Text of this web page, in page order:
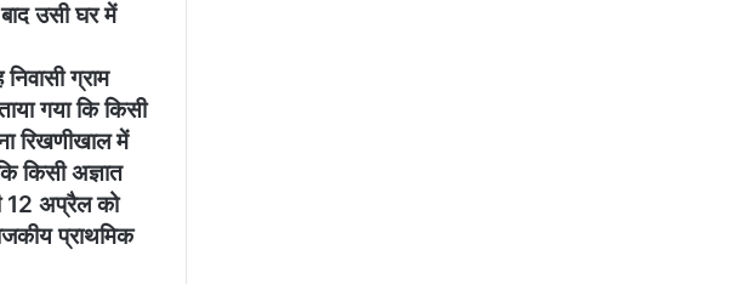
उसी घर में
ग्राम
गया कि किसी
रिखणीखाल में
किसी अज्ञात
12 अप्रैल को
प्राथमिक